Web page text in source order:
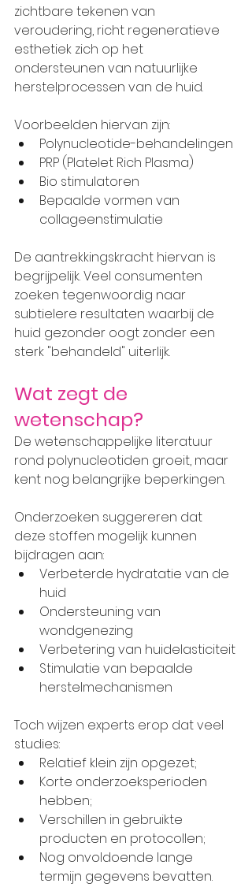
zichtbare tekenen van
veroudering, richt regeneratieve
esthetiek zich op het
ondersteunen van natuurlijke
herstelprocessen van de huid.
Voorbeelden hiervan zijn:
Polynucleotide-behandelingen
PRP (Platelet Rich Plasma)
Bio stimulatoren
Bepaalde vormen van
collageenstimulatie
De aantrekkingskracht hiervan is
begrijpelijk. Veel consumenten
zoeken tegenwoordig naar
subtielere resultaten waarbij de
huid gezonder oogt zonder een
sterk "behandeld" uiterlijk.
Wat zegt de
wetenschap?
De wetenschappelijke literatuur
rond polynucleotiden groeit, maar
kent nog belangrijke beperkingen.
Onderzoeken suggereren dat
deze stoffen mogelijk kunnen
bijdragen aan:
Verbeterde hydratatie van de
huid
Ondersteuning van
wondgenezing
Verbetering van huidelasticiteit
Stimulatie van bepaalde
herstelmechanismen
Toch wijzen experts erop dat veel
studies:
Relatief klein zijn opgezet;
Korte onderzoeksperioden
hebben;
Verschillen in gebruikte
producten en protocollen;
Nog onvoldoende lange
termijn gegevens bevatten.